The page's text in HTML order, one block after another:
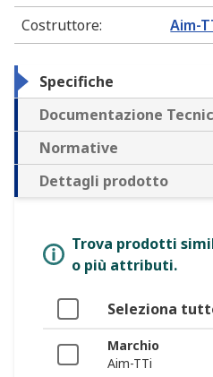
Costruttore: Aim-
Specifiche
Documentazione
Normative
Dettagli prodotto
Trova prodotti
o più attributi.
Seleziona
Marchio
Aim-TTi